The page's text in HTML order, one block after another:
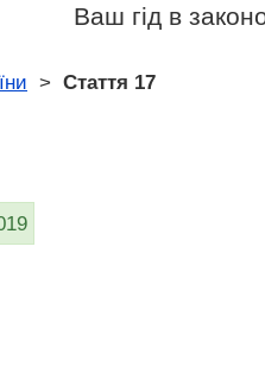
Ваш гід в
> Стаття 17